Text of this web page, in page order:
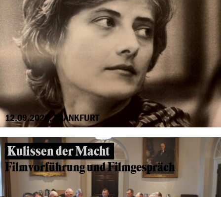
12.09.2024, FRANKFURT
Kulissen der Macht
Filmvorführung und Filmgespräch